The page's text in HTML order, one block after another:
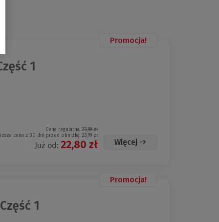
Promocja!
1
Cena regularna: 23,99 zł
cena z 30 dni przed obniżką: 23,99 zł
Już od: 22,80 zł Więcej
Promocja!
1